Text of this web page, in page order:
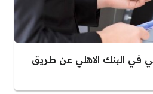
البنك الاهلي عن طريق